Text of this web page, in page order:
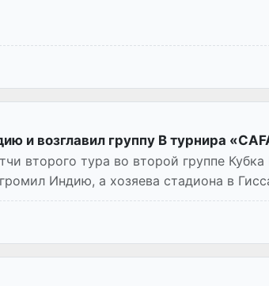
и возглавил группу B турнира
второго тура во второй группе
Индию, а хозяева стадиона в